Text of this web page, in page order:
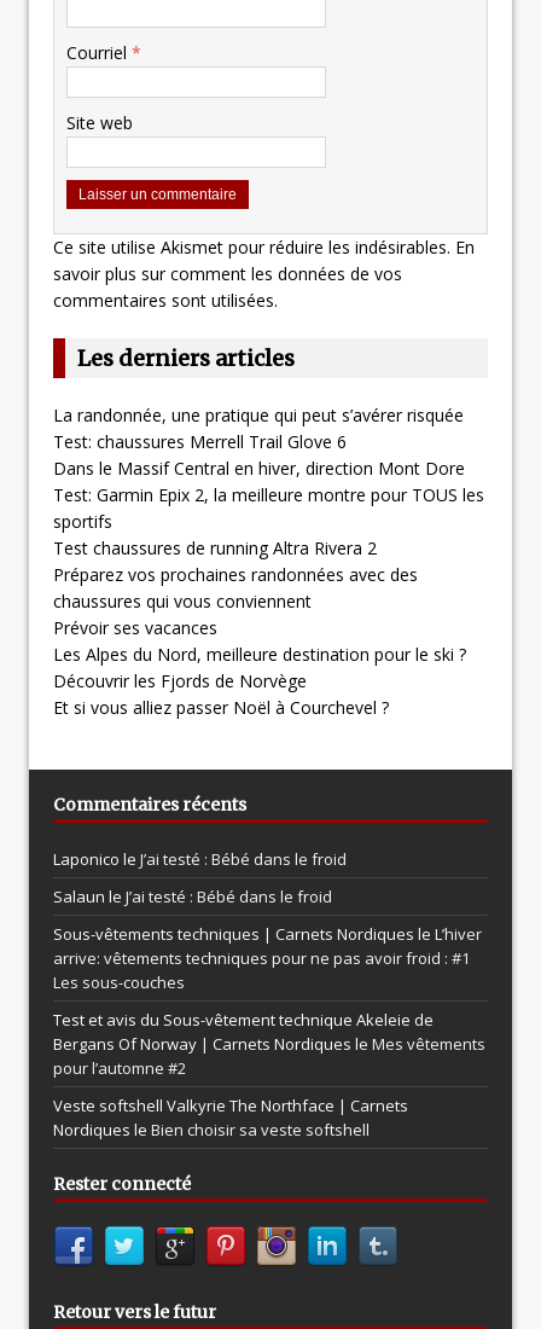
Courriel *
Site web
Ce site utilise Akismet pour réduire les indésirables. En
savoir plus sur comment les données de vos
commentaires sont utilisées.
Les derniers articles
La randonnée, une pratique qui peut s’avérer risquée
Test: chaussures Merrell Trail Glove 6
Dans le Massif Central en hiver, direction Mont Dore
Test: Garmin Epix 2, la meilleure montre pour TOUS les
sportifs
Test chaussures de running Altra Rivera 2
Préparez vos prochaines randonnées avec des
chaussures qui vous conviennent
Prévoir ses vacances
Les Alpes du Nord, meilleure destination pour le ski ?
Découvrir les Fjords de Norvège
Et si vous alliez passer Noël à Courchevel ?
Commentaires récents
Laponico le J’ai testé : Bébé dans le froid
Salaun le J’ai testé : Bébé dans le froid
Sous-vêtements techniques | Carnets Nordiques le L’hiver
arrive: vêtements techniques pour ne pas avoir froid : #1
Les sous-couches
Test et avis du Sous-vêtement technique Akeleie de
Bergans Of Norway | Carnets Nordiques le Mes vêtements
pour l’automne #2
Veste softshell Valkyrie The Northface | Carnets
Nordiques le Bien choisir sa veste softshell
Rester connecté
Retour vers le futur